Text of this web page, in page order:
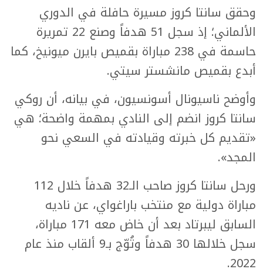
وحقق سانتا كروز مسيرة حافلة في الدوري
الألماني؛ إذ سجل 51 هدفاً وصنع 22 تمريرة
حاسمة في 238 مباراة بقميص بايرن ميونيخ، كما
أبدع بقميص مانشستر سيتي.
وأوضح ناسيونال أسونسيون، في بيانه، أن روكي
سانتا كروز انضم إلى النادي بمهمة واضحة؛ هي
«تقديم كل خبرته وقيادته في السعي نحو
المجد».
ورحل سانتا كروز صاحب الـ32 هدفاً خلال 112
مباراة دولية مع منتخب باراغواي، عن ناديه
السابق ليبرتاد بعد أن خاض معه 171 مباراة،
سجل خلالها 30 هدفاً وتُوّج بـ9 ألقاب منذ عام
2022.